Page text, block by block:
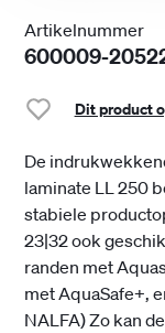
Artikelnummer
600009-
Dit product
De
laminate LL 250
stabiele
23|32 ook
randen met
met AquaSafe+,
NALFA) Zo kan